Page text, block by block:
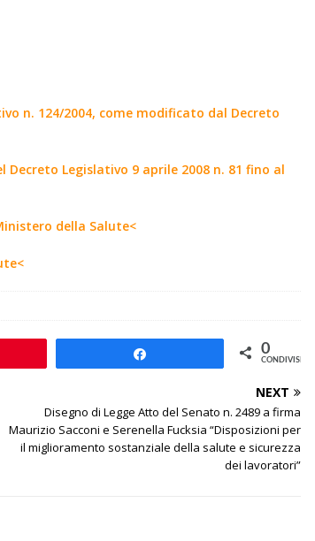
n. 124/2004, come modificato dal Decreto
Legislativo 9 aprile 2008 n. 81 fino al
della Salute<
0
CONDIVISIONI
NEXT
Disegno di Legge Atto del Senato n. 2489 a firma
Maurizio Sacconi e Serenella Fucksia “Disposizioni per
il miglioramento sostanziale della salute e sicurezza
dei lavoratori”